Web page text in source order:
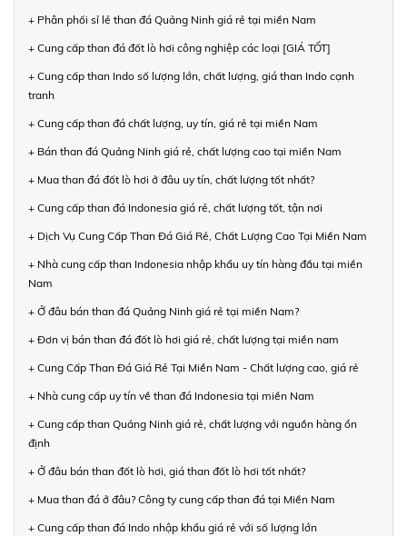
+ Phân phối sỉ lẻ than đá Quảng Ninh giá rẻ tại miền Nam
+ Cung cấp than đá đốt lò hơi công nghiệp các loại [GIÁ TỐT]
+ Cung cấp than Indo số lượng lớn, chất lượng, giá than Indo cạnh
tranh
+ Cung cấp than đá chất lượng, uy tín, giá rẻ tại miền Nam
+ Bán than đá Quảng Ninh giá rẻ, chất lượng cao tại miền Nam
+ Mua than đá đốt lò hơi ở đâu uy tín, chất lượng tốt nhất?
+ Cung cấp than đá Indonesia giá rẻ, chất lượng tốt, tận nơi
+ Dịch Vụ Cung Cấp Than Đá Giá Rẻ, Chất Lượng Cao Tại Miền Nam
+ Nhà cung cấp than Indonesia nhập khẩu uy tín hàng đầu tại miền
Nam
+ Ở đâu bán than đá Quảng Ninh giá rẻ tại miền Nam?
+ Đơn vị bán than đá đốt lò hơi giá rẻ, chất lượng tại miền nam
+ Cung Cấp Than Đá Giá Rẻ Tại Miền Nam - Chất lượng cao, giá rẻ
+ Nhà cung cấp uy tín về than đá Indonesia tại miền Nam
+ Cung cấp than Quảng Ninh giá rẻ, chất lượng với nguồn hàng ổn
định
+ Ở đâu bán than đốt lò hơi, giá than đốt lò hơi tốt nhất?
+ Mua than đá ở đâu? Công ty cung cấp than đá tại Miền Nam
+ Cung cấp than đá Indo nhập khẩu giá rẻ với số lượng lớn